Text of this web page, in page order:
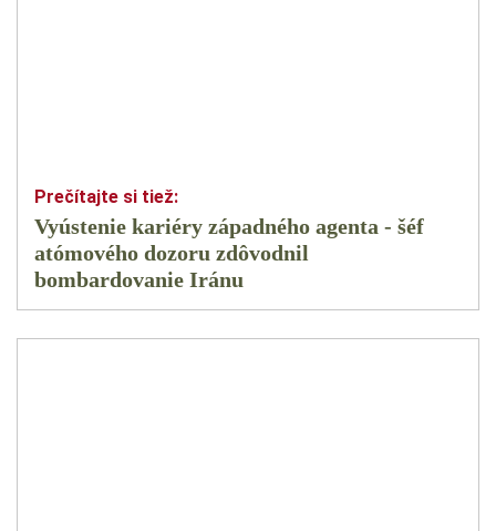
Vyústenie kariéry západného agenta - šéf
atómového dozoru zdôvodnil
bombardovanie Iránu